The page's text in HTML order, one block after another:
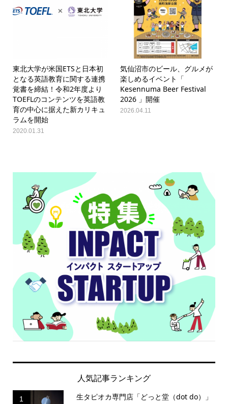
東北大学が米国ETSと日本初
となる英語教育に関する連携
覚書を締結！令和2年度より
TOEFLのコンテンツを英語教
育の中心に据えた新カリキュ
ラムを開始
2020.01.31
気仙沼市のビール、グルメが
楽しめるイベント「
Kesennuma Beer Festival
2026 」開催
2026.04.11
人気記事ランキング
1
生タピオカ専門店「どっと堂（dot do）」